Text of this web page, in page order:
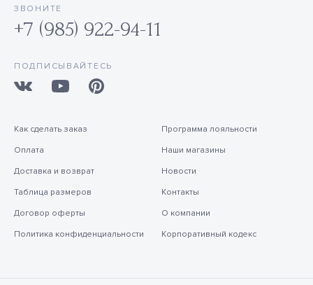
ЗВОНИТЕ
+7 (985) 922-94-11
ПОДПИСЫВАЙТЕСЬ
Как сделать заказ
Оплата
Доставка и возврат
Таблица размеров
Договор оферты
Политика конфиденциальности
Программа лояльности
Наши магазины
Новости
Контакты
О компании
Корпоративный кодекс